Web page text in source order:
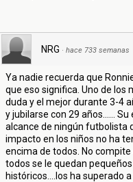
NRG · hace 733 semanas
Ya nadie recuerda que
que eso significa. Uno de los
duda y el mejor durante 3-4
y jubilarse con 29 años......
alcance de ningún futbolista
impacto en los niños no ha
encima de todos. No
todos se le quedan
históricos....los ha superado